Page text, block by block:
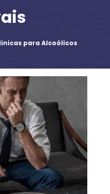
para Alcoólicos